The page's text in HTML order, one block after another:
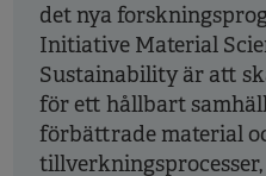
det nya
Initiative Material
Sustainability är att
för ett hållbart
förbättrade material